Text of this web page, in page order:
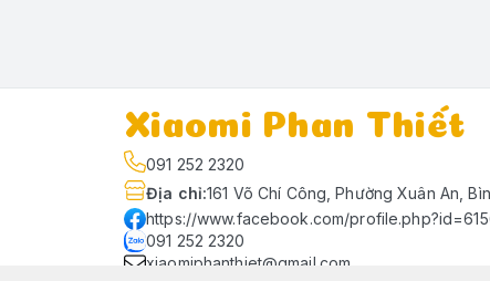
Xiaomi Phan Thiết
091 252 2320
Địa chỉ:161 Võ Chí Công, Phường Xuân An,
https://www.facebook.com/
091 252 2320
xiaomiphanthiet@gmail.com